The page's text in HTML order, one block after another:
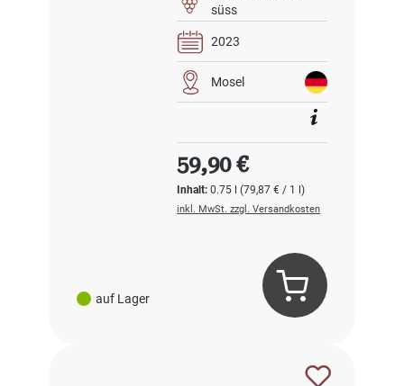
auf Lager
süss
2023
Mosel
Inhalt:0.75 l(79,87 € / 1 l)
Regulärer Preis:
59,90 €
inkl. MwSt. zzgl. Versandkosten